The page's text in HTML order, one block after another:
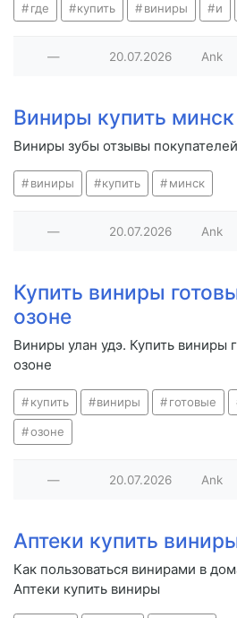
где купить виниры и
— 20.07.2026 Ank
Виниры купить минск
Виниры зубы отзывы
виниры купить минск
— 20.07.2026 Ank
Купить виниры
озоне
Виниры улан удэ. Купить виниры
озоне
купить виниры готовые
озоне
— 20.07.2026 Ank
Аптеки купить
Как пользоваться винирами в
Аптеки купить виниры